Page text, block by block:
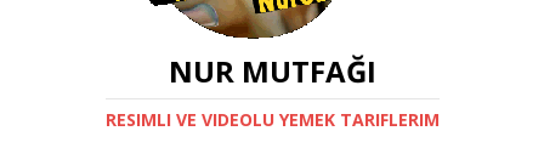
NUR MUTFAĞI
RESIMLI VE VIDEOLU YEMEK TARIFLERIM